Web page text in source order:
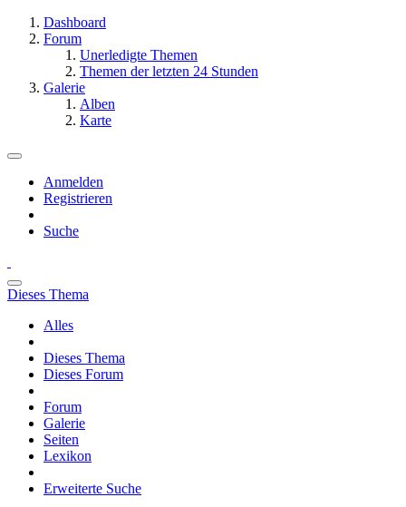
Dashboard
Forum
Unerledigte Themen
Themen der letzten 24 Stunden
Galerie
Alben
Karte
Anmelden
Registrieren
Suche
Dieses Thema
Alles
Dieses Thema
Dieses Forum
Forum
Galerie
Seiten
Lexikon
Erweiterte Suche